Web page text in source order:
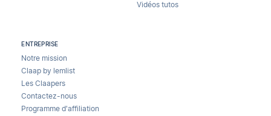
Vidéos tutos
ENTREPRISE
Notre mission
Claap by lemlist
Les Claapers
Contactez-nous
Programme d'affiliation